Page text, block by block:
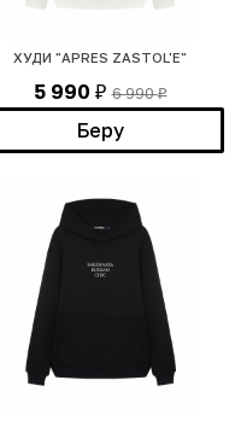
ХУДИ "APRES ZASTOL'E"
5 990 ₽ 6 990₽
Беру